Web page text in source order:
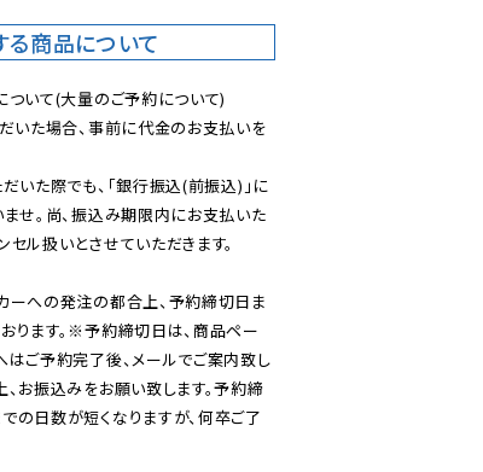
商品について
いて(大量のご予約について)
いた場合、事前に代金のお支払いを
いた際でも、「銀行振込(前振込)」に
せ。尚、振込み期限内にお支払いた
ル扱いとさせていただきます。
への発注の都合上、予約締切日ま
ります。※予約締切日は、商品ペー
ご予約完了後、メールでご案内致し
お振込みをお願い致します。予約締
の日数が短くなりますが、何卒ご了